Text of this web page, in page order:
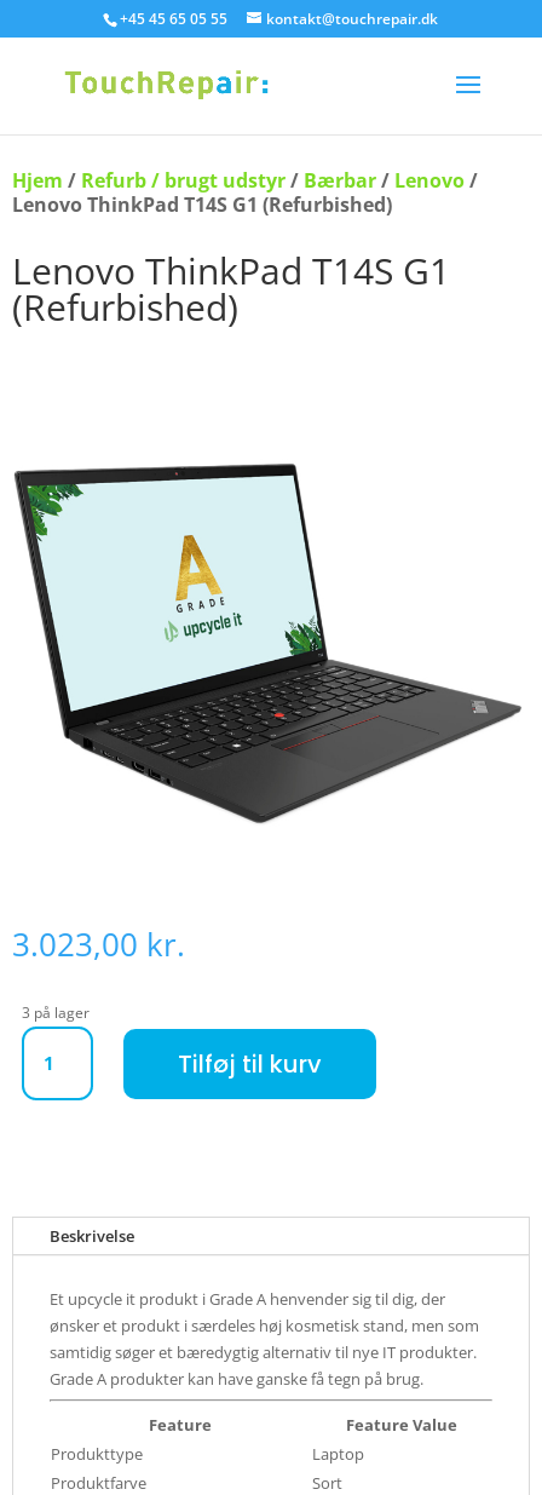
+45 45 65 05 55 kontakt@touchrepair.dk
Hjem / Refurb / brugt udstyr/ Bærbar/ Lenovo/
Lenovo ThinkPad T14S G1 (Refurbished)
Lenovo ThinkPad T14S G1
(Refurbished)
3.023,00 kr.
3 på lager
Lenovo ThinkPad T14S G1 (Refurbished) antal
Tilføj til kurv
Beskrivelse
Et upcycle it produkt i Grade A henvender sig til dig, der
ønsker et produkt i særdeles høj kosmetisk stand, men som
samtidig søger et bæredygtig alternativ til nye IT produkter.
Grade A produkter kan have ganske få tegn på brug.
Feature
Feature Value
Produkttype
Laptop
Produktfarve
Sort